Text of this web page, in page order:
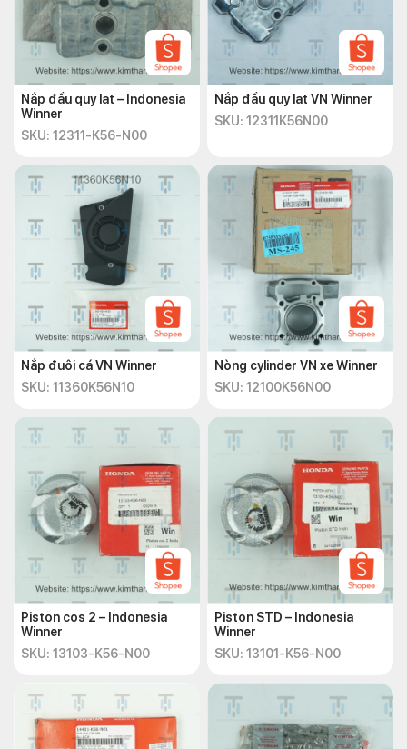
Nắp đầu quy lat – Indonesia
Winner
SKU: 12311-K56-N00
Nắp đầu quy lat VN Winner
SKU: 12311K56N00
Nắp đuôi cá VN Winner
SKU: 11360K56N10
Nòng cylinder VN xe Winner
SKU: 12100K56N00
Piston cos 2 – Indonesia
Winner
SKU: 13103-K56-N00
Piston STD – Indonesia
Winner
SKU: 13101-K56-N00